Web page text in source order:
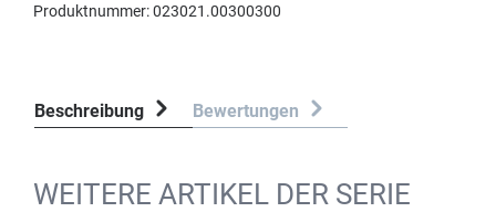
Produktnummer:023021.00300300
Beschreibung Bewertungen
WEITERE ARTIKEL DER SERIE